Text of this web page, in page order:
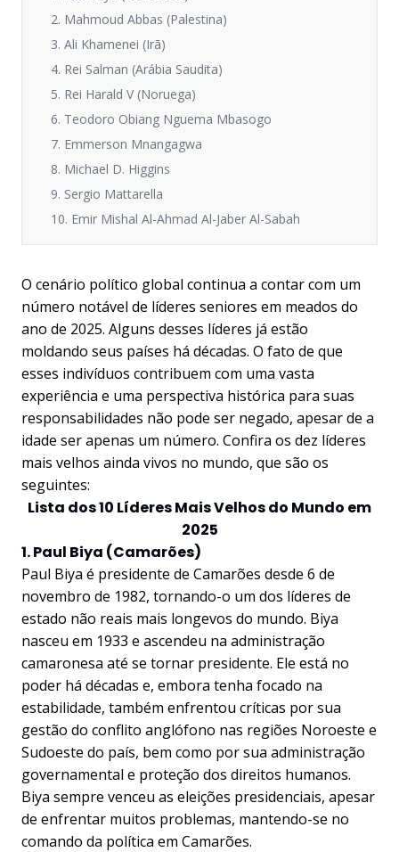
2. Mahmoud Abbas (Palestina)
3. Ali Khamenei (Irã)
4. Rei Salman (Arábia Saudita)
5. Rei Harald V (Noruega)
6. Teodoro Obiang Nguema Mbasogo
7. Emmerson Mnangagwa
8. Michael D. Higgins
9. Sergio Mattarella
10. Emir Mishal Al-Ahmad Al-Jaber Al-Sabah
O cenário político global continua a contar com um
número notável de líderes seniores em meados do
ano de 2025. Alguns desses líderes já estão
moldando seus países há décadas. O fato de que
esses indivíduos contribuem com uma vasta
experiência e uma perspectiva histórica para suas
responsabilidades não pode ser negado, apesar de a
idade ser apenas um número. Confira os dez líderes
mais velhos ainda vivos no mundo, que são os
seguintes:
Lista dos 10 Líderes Mais Velhos do Mundo em
2025
1. Paul Biya (Camarões)
Paul Biya é presidente de Camarões desde 6 de
novembro de 1982, tornando-o um dos líderes de
estado não reais mais longevos do mundo. Biya
nasceu em 1933 e ascendeu na administração
camaronesa até se tornar presidente. Ele está no
poder há décadas e, embora tenha focado na
estabilidade, também enfrentou críticas por sua
gestão do conflito anglófono nas regiões Noroeste e
Sudoeste do país, bem como por sua administração
governamental e proteção dos direitos humanos.
Biya sempre venceu as eleições presidenciais, apesar
de enfrentar muitos problemas, mantendo-se no
comando da política em Camarões.